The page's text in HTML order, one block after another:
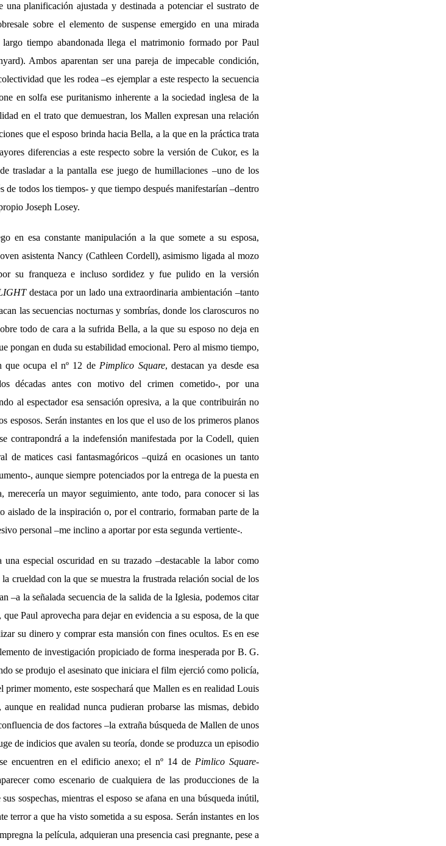
planificación ajustada y destinada a potenciar el sustrato de
sobre el elemento de suspense emergido en una mirada
tiempo abandonada llega el matrimonio formado por Paul
Ambos aparentan ser una pareja de impecable condición,
que les rodea –es ejemplar a este respecto la secuencia
en solfa ese puritanismo inherente a la sociedad inglesa de la
en el trato que demuestran, los Mallen expresan una relación
que el esposo brinda hacia Bella, a la que en la práctica trata
diferencias a este respecto sobre la versión de Cukor, es la
trasladar a la pantalla ese juego de humillaciones –uno de los
todos los tiempos- y que tiempo después manifestarían –dentro
Joseph Losey.
en esa constante manipulación a la que somete a su esposa,
asistenta Nancy (Cathleen Cordell), asimismo ligada al mozo
su franqueza e incluso sordidez y fue pulido en la versión
destaca por un lado una extraordinaria ambientación –tanto
las secuencias nocturnas y sombrías, donde los claroscuros no
todo de cara a la sufrida Bella, a la que su esposo no deja en
pongan en duda su estabilidad emocional. Pero al mismo tiempo,
que ocupa el nº 12 de Pimplico Square, destacan ya desde esa
décadas antes con motivo del crimen cometido-, por una
al espectador esa sensación opresiva, a la que contribuirán no
esposos. Serán instantes en los que el uso de los primeros planos
contrapondrá a la indefensión manifestada por la Codell, quien
de matices casi fantasmagóricos –quizá en ocasiones un tanto
, aunque siempre potenciados por la entrega de la puesta en
merecería un mayor seguimiento, ante todo, para conocer si las
aislado de la inspiración o, por el contrario, formaban parte de la
personal –me inclino a aportar por esta segunda vertiente-.
especial oscuridad en su trazado –destacable la labor como
crueldad con la que se muestra la frustrada relación social de los
–a la señalada secuencia de la salida de la Iglesia, podemos citar
Paul aprovecha para dejar en evidencia a su esposa, de la que
su dinero y comprar esta mansión con fines ocultos. Es en ese
de investigación propiciado de forma inesperada por B. G.
se produjo el asesinato que iniciara el film ejerció como policía,
primer momento, este sospechará que Mallen es en realidad Louis
en realidad nunca pudieran probarse las mismas, debido
de dos factores –la extraña búsqueda de Mallen de unos
de indicios que avalen su teoría, donde se produzca un episodio
encuentren en el edificio anexo; el nº 14 de Pimlico Square-
como escenario de cualquiera de las producciones de la
sospechas, mientras el esposo se afana en una búsqueda inútil,
terror a que ha visto sometida a su esposa. Serán instantes en los
la película, adquieran una presencia casi pregnante, pese a